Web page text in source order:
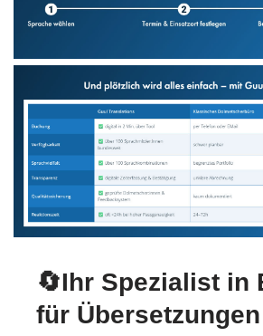
🔄Ihr Spezialist in
für